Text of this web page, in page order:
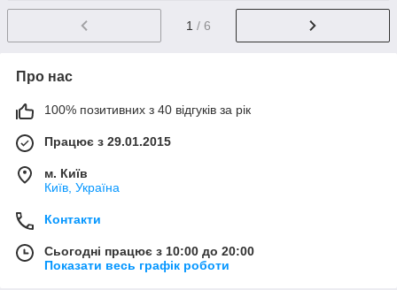
1 / 6
Про нас
100% позитивних з 40 відгуків за рік
Працює з 29.01.2015
м. Київ
Київ, Україна
Контакти
Сьогодні працює з 10:00 до 20:00
Показати весь графік роботи